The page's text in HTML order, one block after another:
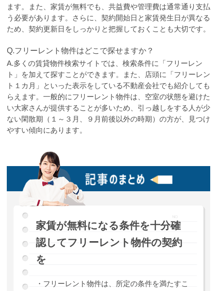
ます。また、家賃が無料でも、共益費や管理費は通常通り支払
う必要があります。さらに、契約開始日と家賃発生日が異なる
ため、契約更新日をしっかりと把握しておくことも大切です。
Q.フリーレント物件はどこで探せますか？
A.多くの賃貸物件検索サイトでは、検索条件に「フリーレン
ト」を加えて探すことができます。また、店頭に「フリーレン
ト１カ月」といった表示をしている不動産会社でも紹介しても
らえます。一般的にフリーレント物件は、空室の状態を避けた
い大家さんが提供することが多いため、引っ越しをする人が少
ない閑散期（１～３月、９月前後以外の時期）の方が、見つけ
やすい傾向にあります。
家賃が無料になる条件を十分確
認してフリーレント物件の契約
を
・フリーレント物件は、所定の条件を満たすこ